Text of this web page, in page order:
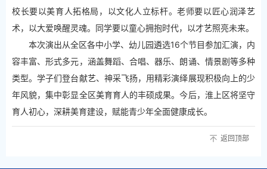
校长要以美育人拓格局，以文化人立标杆。老师要以匠心润泽艺
术，以大爱唤醒灵魂。同学要以童心拥抱时代，以才艺照亮未来。
本次演出从全区各中小学、幼儿园遴选16个节目参加汇演，内
容丰富、形式多元，涵盖舞蹈、合唱、器乐、朗诵、情景剧等多种
类型。学子们登台献艺、神采飞扬，用精彩演绎展现积极向上的少
年风貌，集中彰显全区美育育人的丰硕成果。今后，淮上区将坚守
育人初心，深耕美育建设，赋能青少年全面健康成长。
返回顶部